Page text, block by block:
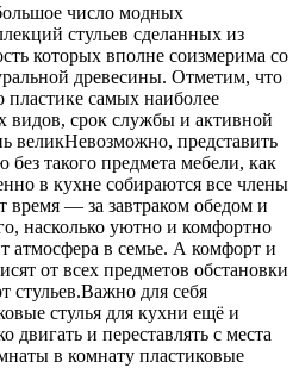
число модных
стульев сделанных из
которых вполне соизмерима со
древесины. Отметим, что
пластике самых наиболее
видов, срок службы и активной
великНевозможно, представить
такого предмета мебели, как
в кухне собираются все члены
время — за завтраком обедом и
насколько уютно и комфортно
атмосфера в семье. А комфорт и
от всех предметов обстановки
стульев.Важно для себя
стулья для кухни ещё и
двигать и переставлять с места
в комнату пластиковые